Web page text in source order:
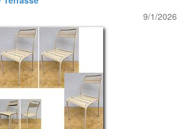
9/1/2026